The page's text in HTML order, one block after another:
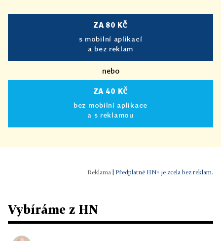
ZA 80 KČ
s mobilní aplikací
a bez reklam
nebo
ZA 40 KČ
bez mobilní aplikace
a s reklamou
Předplatné HN+ je zcela bez reklam.
Vybíráme z HN